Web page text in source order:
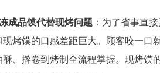
成品馍代替现烤问题 ：为了省事直
烤馍的口感差距巨大。顾客咬一口
、擀卷到烤制全流程掌握。现烤馍